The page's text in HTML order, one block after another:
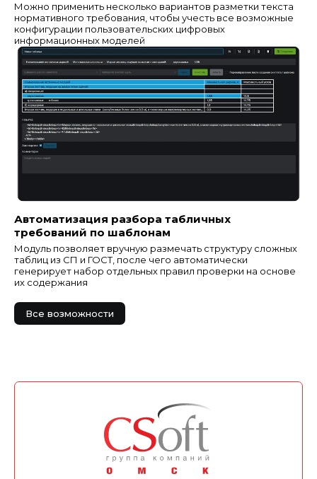
Можно применить несколько вариантов разметки текста
нормативного требования, чтобы учесть все возможные
конфигурации пользовательских цифровых
информационных моделей
Автоматизация разбора табличных
требований по шаблонам
Модуль позволяет вручную размечать структуру сложных
таблиц из СП и ГОСТ, после чего автоматически
генерирует набор отдельных правил проверки на основе
их содержания
Все возможности